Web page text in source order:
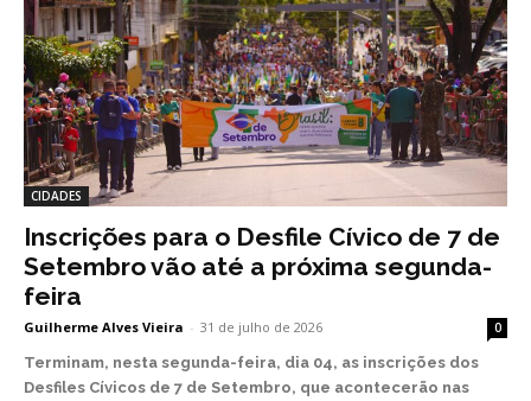
CIDADES
Inscrições para o Desfile Cívico de 7 de
Setembro vão até a próxima segunda-
feira
Guilherme Alves Vieira - 31 de julho de 2026 0
Terminam, nesta segunda-feira, dia 04, as inscrições dos
Desfiles Cívicos de 7 de Setembro, que acontecerão nas